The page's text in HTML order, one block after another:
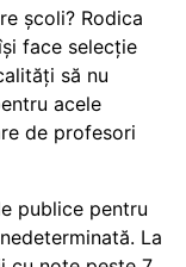
școli? Rodica
face selecție
să nu
acele
de profesori
publice pentru
La